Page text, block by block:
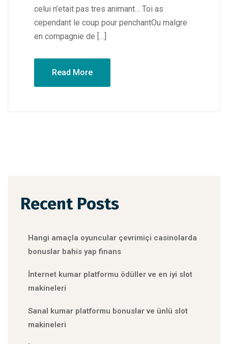
celui n’etait pas tres animant… Toi as
cependant le coup pour penchantOu malgre
en compagnie de […]
Read More
Recent Posts
Hangi amaçla oyuncular çevrimiçi casinolarda
bonuslar bahis yap finans
İnternet kumar platformu ödüller ve en iyi slot
makineleri
Sanal kumar platformu bonuslar ve ünlü slot
makineleri